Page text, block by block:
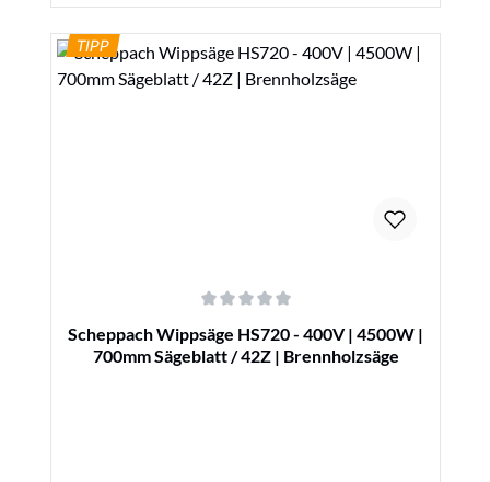
TIPP
Scheppach Wippsäge HS720 - 400V | 4500W |
700mm Sägeblatt / 42Z | Brennholzsäge